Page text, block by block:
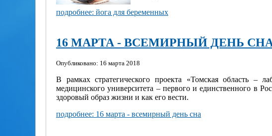
подробнее: йога для беременных
16 МАРТА - ВСЕМИРНЫЙ ДЕНЬ
Опубликовано: 16 марта 2018
В рамках стратегического проекта «Томская область –
медицинского университета – первого и единственного в
здоровый образ жизни и как его вести.
подробнее: 16 марта - всемирный день сна